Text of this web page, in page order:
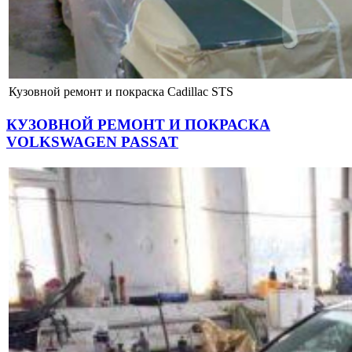
Кузовной ремонт и покраска Cadillac STS
КУЗОВНОЙ РЕМОНТ И ПОКРАСКА
VOLKSWAGEN PASSAT